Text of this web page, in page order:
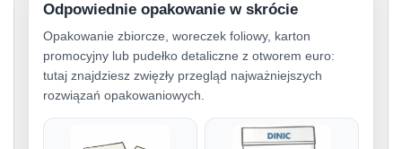
Odpowiednie opakowanie w skrócie
Opakowanie zbiorcze, woreczek foliowy, karton
promocyjny lub pudełko detaliczne z otworem euro:
tutaj znajdziesz zwięzły przegląd najważniejszych
rozwiązań opakowaniowych.